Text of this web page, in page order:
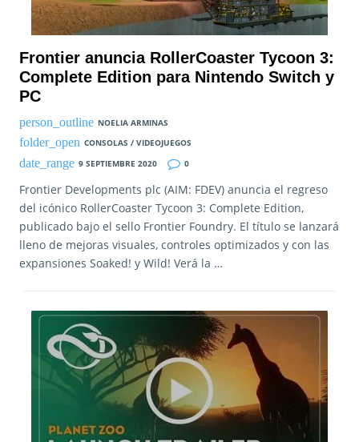
Frontier anuncia RollerCoaster Tycoon 3:
Complete Edition para Nintendo Switch y
PC
NOELIA ARMINAS
CONSOLAS / VIDEOJUEGOS
9 SEPTIEMBRE 2020
0
Frontier Developments plc (AIM: FDEV) anuncia el regreso
del icónico RollerCoaster Tycoon 3: Complete Edition,
publicado bajo el sello Frontier Foundry. El título se lanzará
lleno de mejoras visuales, controles optimizados y con las
expansiones Soaked! y Wild! Verá la …